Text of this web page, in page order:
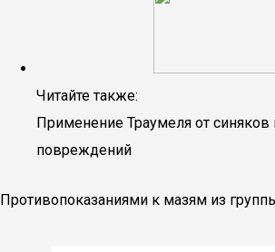
Читайте также:
Применение Траумеля от синяков
повреждений
Противопоказаниями к мазям из